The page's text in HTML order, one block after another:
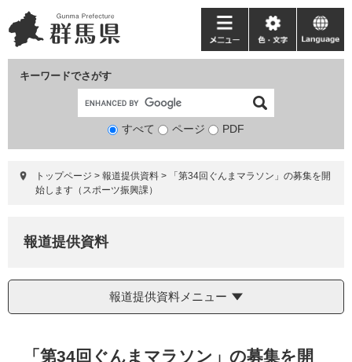
ー
ジ
ニ
ュ
て
キーワードでさがす
検
象
すべて ページ PDF
メ
ニ
ー
色・
文
language
トップページ > 報道提供資料 >
「第34回ぐんまマラソン」の募集を開
始します（スポーツ振興課）
報道提供資料
報道提供資料メニュー
「第34回ぐんまマラソン」の募集を開